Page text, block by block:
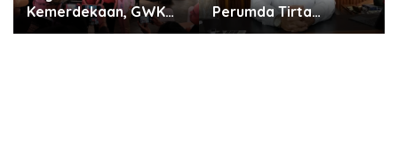
Perumda Tirta
Benteng, Biaya
Kompetensi Lulusan
Masih Jadi Tantangan